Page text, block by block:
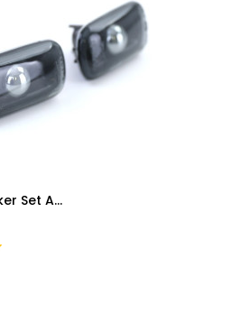
Seitenblinker Set Audi A3 8P A4 8E B7 A6 4F C6 Schwarz